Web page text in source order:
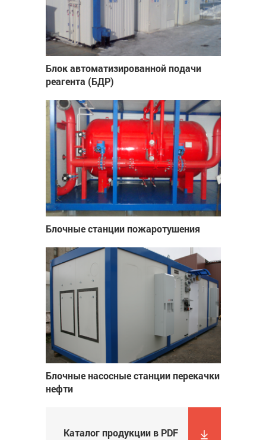
Блок автоматизированной подачи
реагента (БДР)
Блочные станции пожаротушения
Блочные насосные станции перекачки
нефти
Каталог продукции в PDF